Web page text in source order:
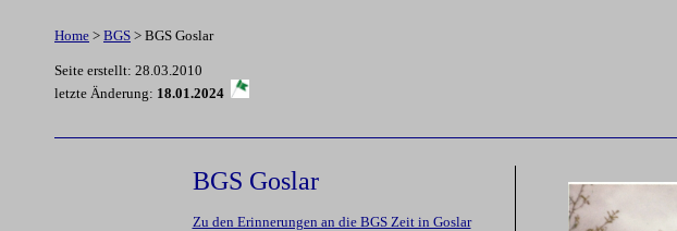
Home > BGS > BGS Goslar
Seite erstellt: 28.03.2010
letzte Änderung: 18.01.2024
BGS Goslar
Zu den Erinnerungen an die BGS Zeit in Goslar